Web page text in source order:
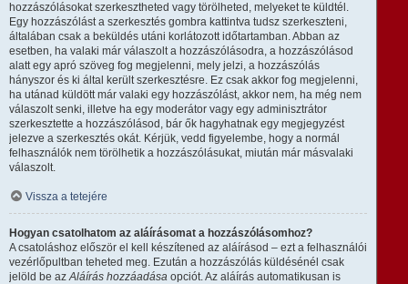
hozzászólásokat szerkesztheted vagy törölheted, melyeket te küldtél.
Egy hozzászólást a szerkesztés gombra kattintva tudsz szerkeszteni,
általában csak a beküldés utáni korlátozott időtartamban. Abban az
esetben, ha valaki már válaszolt a hozzászólásodra, a hozzászólásod
alatt egy apró szöveg fog megjelenni, mely jelzi, a hozzászólás
hányszor és ki által került szerkesztésre. Ez csak akkor fog megjelenni,
ha utánad küldött már valaki egy hozzászólást, akkor nem, ha még nem
válaszolt senki, illetve ha egy moderátor vagy egy adminisztrátor
szerkesztette a hozzászólásod, bár ők hagyhatnak egy megjegyzést
jelezve a szerkesztés okát. Kérjük, vedd figyelembe, hogy a normál
felhasználók nem törölhetik a hozzászólásukat, miután már másvalaki
válaszolt.
Vissza a tetejére
Hogyan csatolhatom az aláírásomat a hozzászólásomhoz?
A csatoláshoz először el kell készítened az aláírásod – ezt a felhasználói
vezérlőpultban teheted meg. Ezután a hozzászólás küldésénél csak
jelöld be azAláírás hozzáadása opciót. Az aláírás automatikusan is